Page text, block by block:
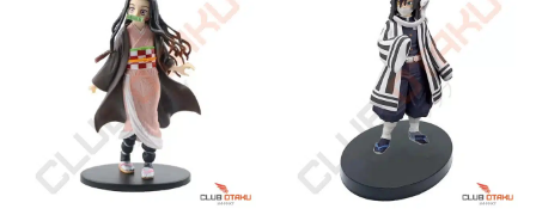
plusieurs
variations.
Les
options
peuvent
être
choisies
sur
plusieurs
variations.
Les
options
peuvent
être
choisies
sur